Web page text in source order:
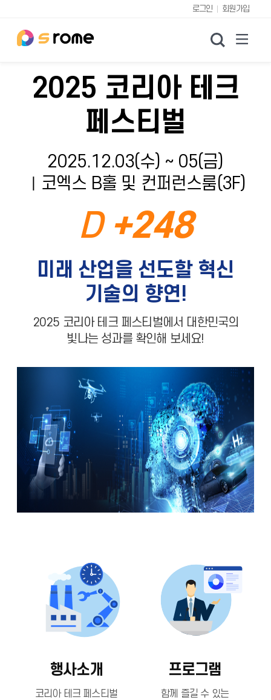
로그인 회원가입
검색
2025 코리아 테크
페스티벌
2025.12.03(수) ~ 05(금)
ㅣ코엑스 B홀 및 컨퍼런스룸(3F)
D+248
미래 산업을 선도할 혁신
기술의 향연!
2025 코리아 테크 페스티벌에서 대한민국의
빛나는 성과를 확인해 보세요!
행사소개
코리아 테크 페스티벌
프로그램
함께 즐길 수 있는